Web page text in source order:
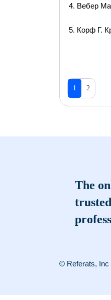
4. Вебер
5. Корф Г.
1 2
The
© Referats, Inc